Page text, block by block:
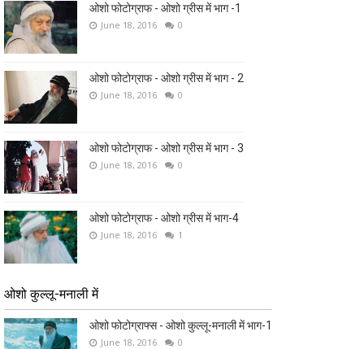
ओशो फोटोग्राफ - ओशो ग्रीस में भाग -1
June 18, 2016 0
ओशो फोटोग्राफ - ओशो ग्रीस में भाग - 2
June 18, 2016 0
ओशो फोटोग्राफ - ओशो ग्रीस में भाग - 3
June 18, 2016 0
ओशो फोटोग्राफ - ओशो ग्रीस में भाग-4
June 18, 2016 1
ओशो कुल्लू-मनाली में
ओशो फोटोग्राफ्स - ओशो कुल्लू-मनाली में भाग-1
June 18, 2016 0